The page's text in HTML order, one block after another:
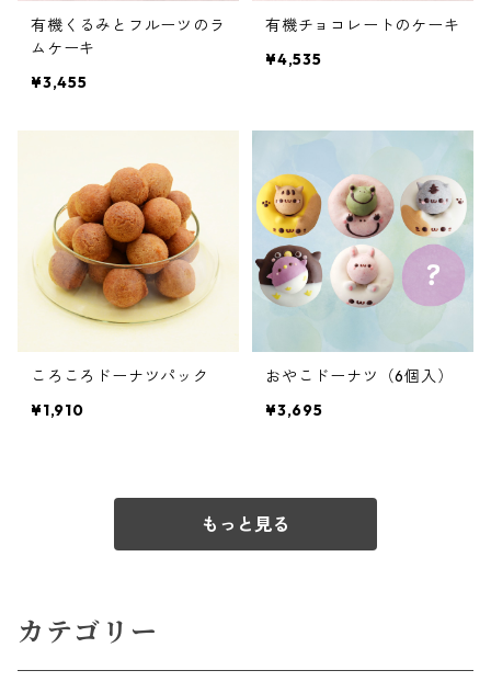
有機くるみとフルーツのラ
ムケーキ
¥3,455
有機チョコレートのケーキ
¥4,535
ころころドーナツパック
¥1,910
おやこドーナツ（6個入）
¥3,695
もっと見る
カテゴリー